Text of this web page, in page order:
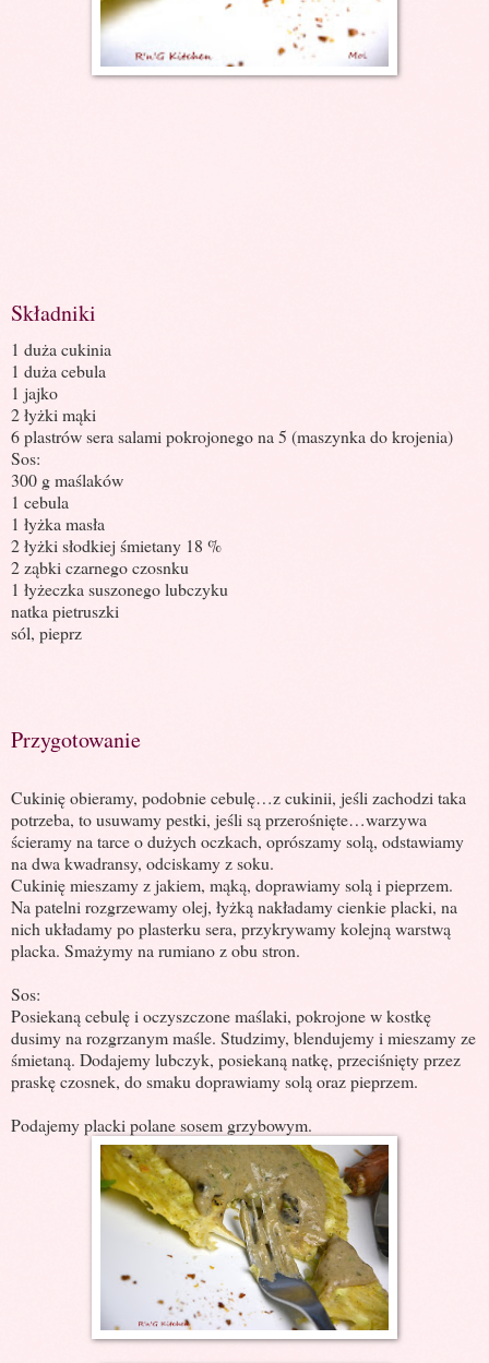
Składniki
1 duża cukinia
1 duża cebula
1 jajko
2 łyżki mąki
6 plastrów sera salami pokrojonego na 5 (maszynka do krojenia)
Sos:
300 g maślaków
1 cebula
1 łyżka masła
2 łyżki słodkiej śmietany 18 %
2 ząbki czarnego czosnku
1 łyżeczka suszonego lubczyku
natka pietruszki
sól, pieprz
Przygotowanie
Cukinię obieramy, podobnie cebulę…z cukinii, jeśli zachodzi taka
potrzeba, to usuwamy pestki, jeśli są przerośnięte…warzywa
ścieramy na tarce o dużych oczkach, oprószamy solą, odstawiamy
na dwa kwadransy, odciskamy z soku.
Cukinię mieszamy z jakiem, mąką, doprawiamy solą i pieprzem.
Na patelni rozgrzewamy olej, łyżką nakładamy cienkie placki, na
nich układamy po plasterku sera, przykrywamy kolejną warstwą
placka. Smażymy na rumiano z obu stron.
Sos:
Posiekaną cebulę i oczyszczone maślaki, pokrojone w kostkę
dusimy na rozgrzanym maśle. Studzimy, blendujemy i mieszamy ze
śmietaną. Dodajemy lubczyk, posiekaną natkę, przeciśnięty przez
praskę czosnek, do smaku doprawiamy solą oraz pieprzem.
Podajemy placki polane sosem grzybowym.